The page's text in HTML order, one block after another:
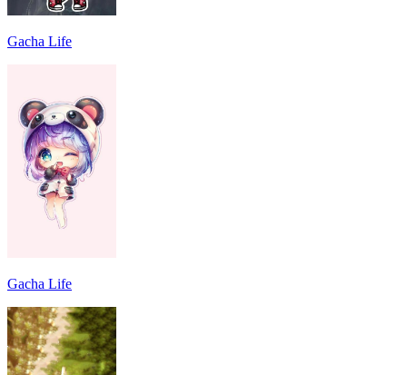
Gacha Life
Gacha Life